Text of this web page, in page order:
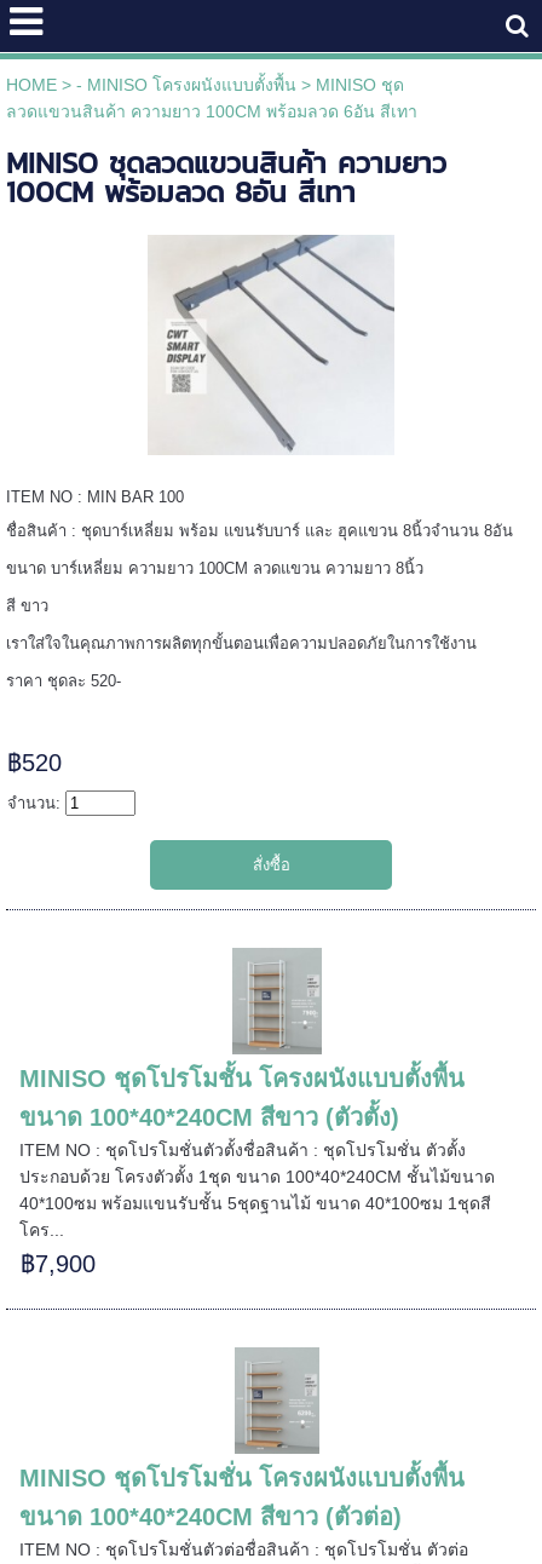
HOME> - MINISO โครงผนังแบบตั้งพื้น > MINISO ชุด
ลวดแขวนสินค้า ความยาว 100CM พร้อมลวด 6อัน สีเทา
MINISO ชุดลวดแขวนสินค้า ความยาว
100CM พร้อมลวด 8อัน สีเทา
ITEM NO : MIN BAR 100
ชื่อสินค้า : ชุดบาร์เหลี่ยม พร้อม แขนรับบาร์ และ ฮุคแขวน 8นิ้วจำนวน 8อัน
ขนาด บาร์เหลี่ยม ความยาว 100CM ลวดแขวน ความยาว 8นิ้ว
สี ขาว
เราใส่ใจในคุณภาพการผลิตทุกขั้นตอนเพื่อความปลอดภัยในการใช้งาน
ราคา ชุดละ 520-
฿520
จำนวน:
MINISO ชุดโปรโมชั้น โครงผนังแบบตั้งพื้น
ขนาด 100*40*240CM สีขาว (ตัวตั้ง)
ITEM NO : ชุดโปรโมชั่นตัวตั้งชื่อสินค้า : ชุดโปรโมชั่น ตัวตั้ง
ประกอบด้วย โครงตัวตั้ง 1ชุด ขนาด 100*40*240CM ชั้นไม้ขนาด
40*100ซม พร้อมแขนรับชั้น 5ชุดฐานไม้ ขนาด 40*100ซม 1ชุดสี
โคร...
฿7,900
MINISO ชุดโปรโมชั่น โครงผนังแบบตั้งพื้น
ขนาด 100*40*240CM สีขาว (ตัวต่อ)
ITEM NO : ชุดโปรโมชั่นตัวต่อชื่อสินค้า : ชุดโปรโมชั่น ตัวต่อ